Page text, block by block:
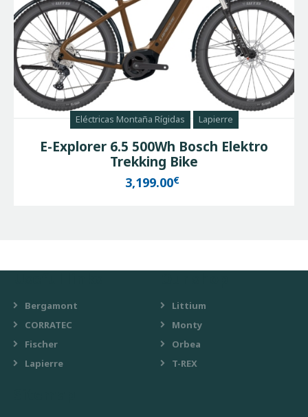
Eléctricas Montaña Rígidas Lapierre
E-Explorer 6.5 500Wh Bosch Elektro
Trekking Bike
3,199.00€
Bergamont
CORRATEC
Fischer
Lapierre
Littium
Monty
Orbea
T-REX